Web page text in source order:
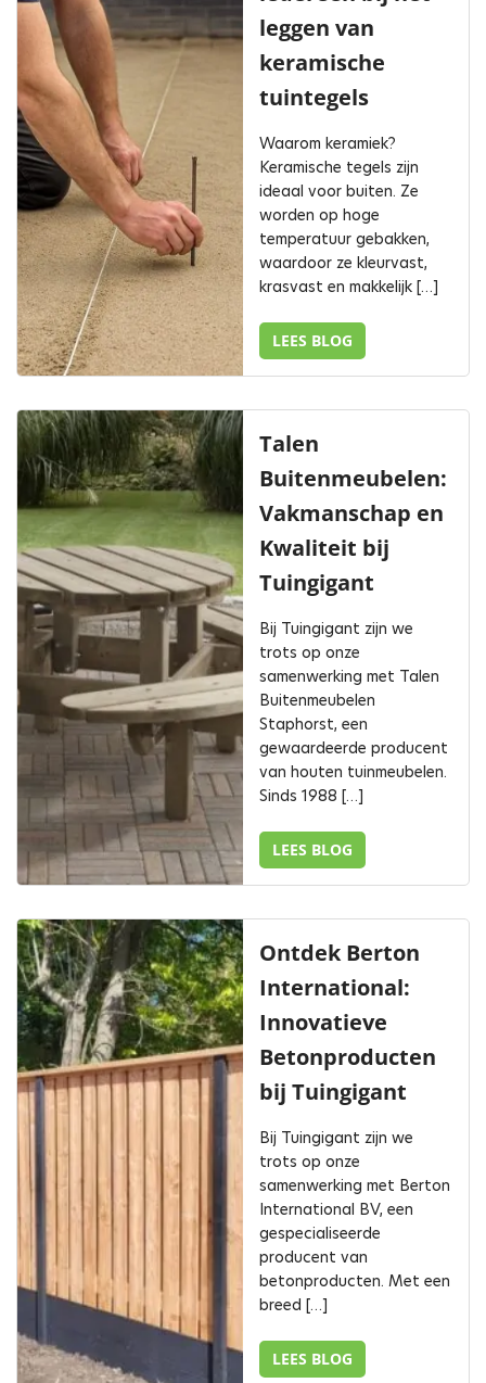
leggen van
keramische
tuintegels
Waarom keramiek?
Keramische tegels zijn
ideaal voor buiten. Ze
worden op hoge
temperatuur gebakken,
waardoor ze kleurvast,
krasvast en makkelijk […]
LEES BLOG
Talen
Buitenmeubelen:
Vakmanschap en
Kwaliteit bij
Tuingigant
Bij Tuingigant zijn we
trots op onze
samenwerking met Talen
Buitenmeubelen
Staphorst, een
gewaardeerde producent
van houten tuinmeubelen.
Sinds 1988 […]
LEES BLOG
Ontdek Berton
International:
Innovatieve
Betonproducten
bij Tuingigant
Bij Tuingigant zijn we
trots op onze
samenwerking met Berton
International BV, een
gespecialiseerde
producent van
betonproducten. Met een
breed […]
LEES BLOG